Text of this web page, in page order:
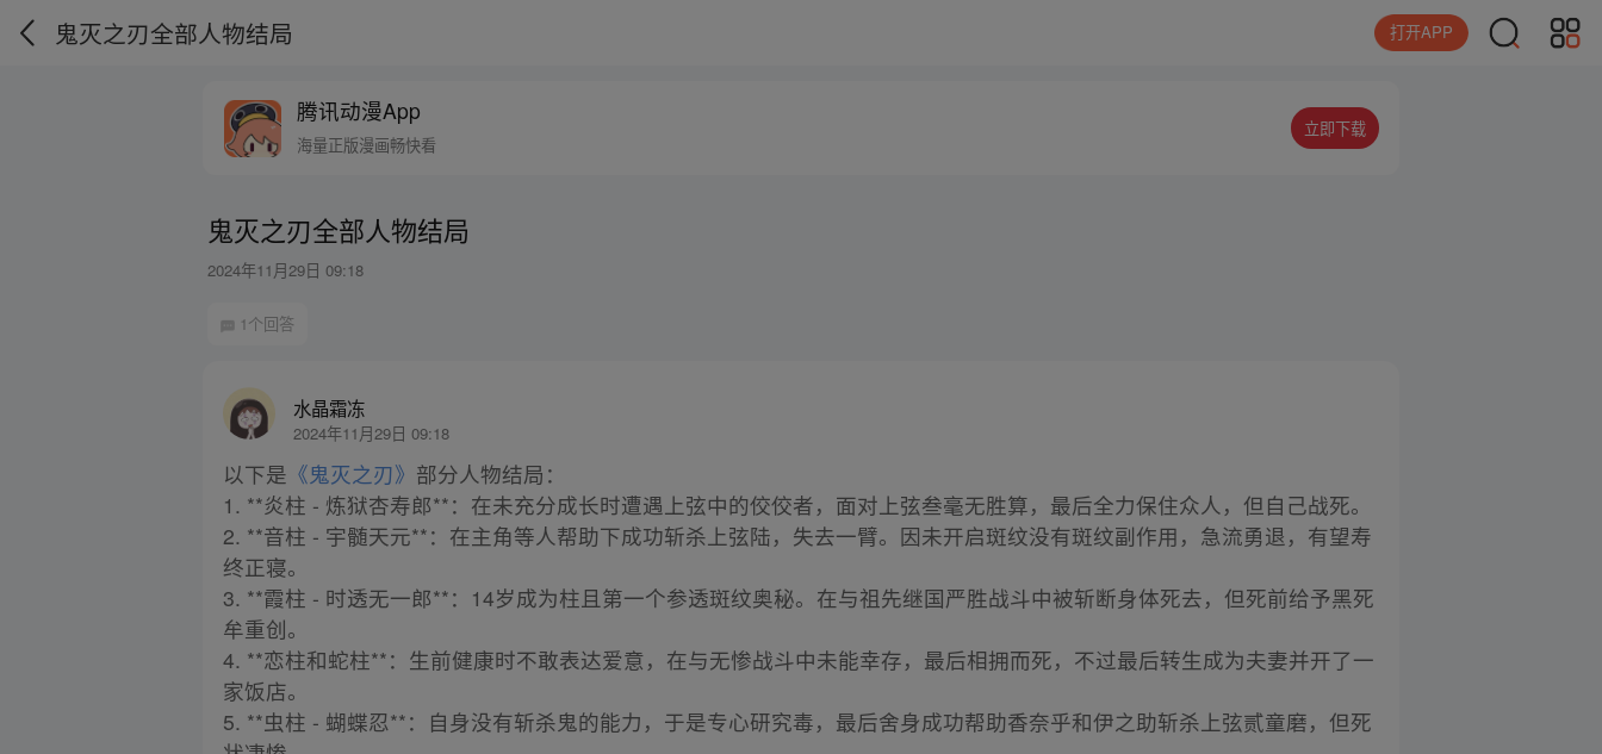
鬼灭之刃全部人物结局 打开APP
腾讯动漫App
海量正版漫画畅快看
立即下载
鬼灭之刃全部人物结局
2024年11月29日 09:18
1个回答
水晶霜冻
2024年11月29日 09:18
以下是 《鬼灭之刃》 部分人物结局：
1. **炎柱 - 炼狱杏寿郎**：在未充分成长时遭遇上弦中的佼佼者，面对上弦叁毫无胜算，最后全力保住众人，但自己战死。
2. **音柱 - 宇髄天元**：在主角等人帮助下成功斩杀上弦陆，失去一臂。因未开启斑纹没有斑纹副作用，急流勇退，有望寿
终正寝。
3. **霞柱 - 时透无一郎**：14岁成为柱且第一个参透斑纹奥秘。在与祖先继国严胜战斗中被斩断身体死去，但死前给予黑死
牟重创。
4. **恋柱和蛇柱**：生前健康时不敢表达爱意，在与无惨战斗中未能幸存，最后相拥而死，不过最后转生成为夫妻并开了一
家饭店。
5. **虫柱 - 蝴蝶忍**：自身没有斩杀鬼的能力，于是专心研究毒，最后舍身成功帮助香奈乎和伊之助斩杀上弦贰童磨，但死